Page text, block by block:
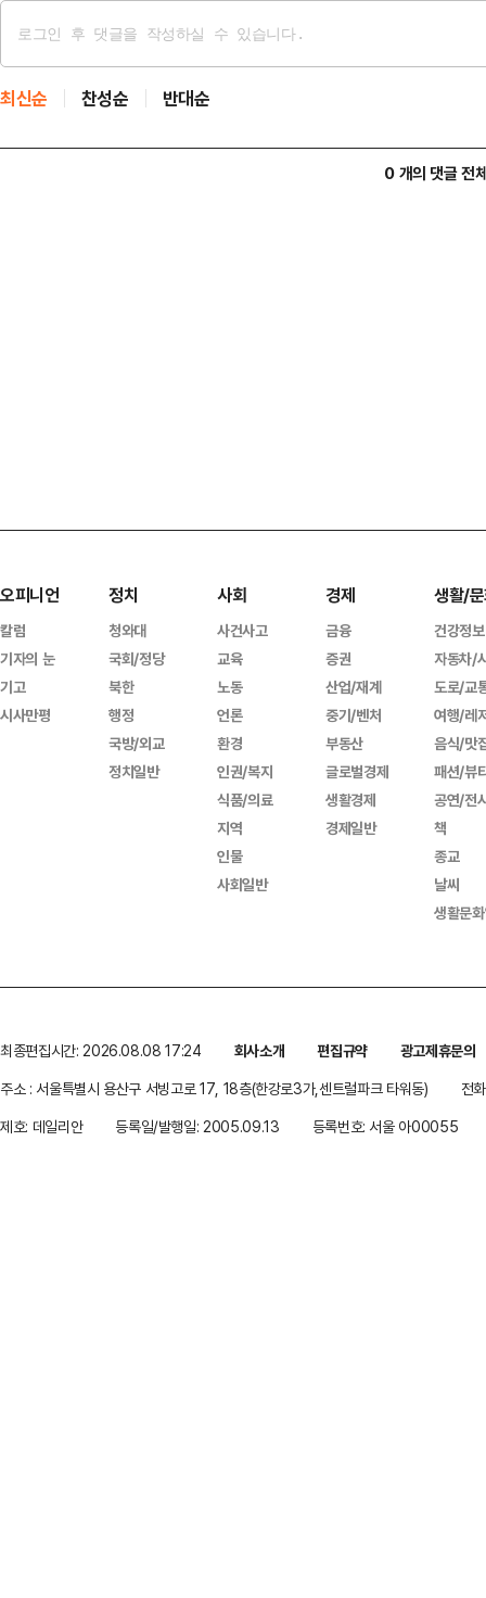
최신순 찬성순 반대순
0 개의 댓글 전
오피니언
칼럼
기자의 눈
기고
시사만평
정치
청와대
국회/정당
북한
행정
국방/외교
정치일반
사회
사건사고
교육
노동
언론
환경
인권/복지
식품/의료
지역
인물
사회일반
경제
금융
증권
산업/재계
중기/벤처
부동산
글로벌경제
생활경제
경제일반
생활/
건강정보
자동차/
도로/교
여행/레
음식/맛
패션/뷰
공연/전
책
종교
날씨
생활문
최종편집시간: 2026.08.08 17:24 회사소개 편집규약
광고제휴문의
주소 : 서울특별시 용산구 서빙고로 17, 18층(한강로3가,센트럴파크 타워동)
전
제호: 데일리안
등록일/발행일: 2005.09.13 등록번호: 서울 아00055